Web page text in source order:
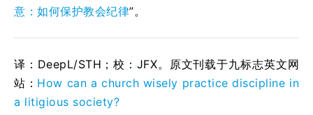
意：如何保护教会纪律”。
译：DeepL/STH；校： JFX。原文刊载于九标志英文网
站： How can a church wisely practice discipline in
a litigious society?